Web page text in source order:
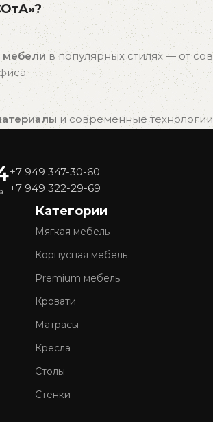
мебели в популярных стилях — от
и современные технологии
к отправке. Вам не
: консультацию, доставку и
стране. Мы гордимся нашей
+7 949 347-30-60
+7 949 322-29-69
Категории
Мягкая мебель
Корпусная мебель
Premium мебель
Кровати
Матрасы
Кресла
Столы
Стенки